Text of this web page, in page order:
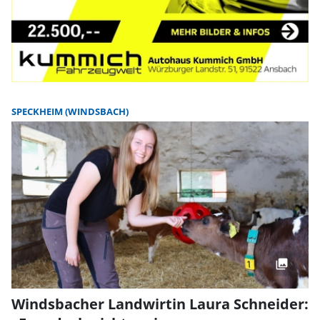
SPECKHEIM (WINDSBACH)
Windsbacher Landwirtin Laura Schneider: